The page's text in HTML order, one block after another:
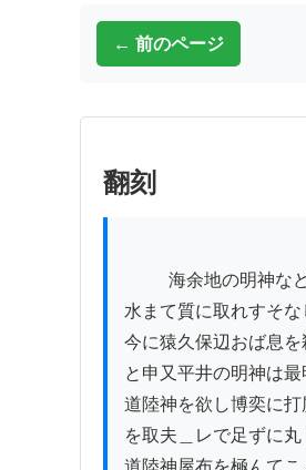
← 前のページ
翻刻
水まて質に取れすそ
今に猿久保辺おば息を
と申又平井の明神は
道陸神を欲し博奕に打
を取夫＿レで足ずに